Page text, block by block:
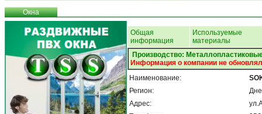
Окна
Общая
информация
Используемые
материалы
Производство:
Информация о компании не
Наименование:
Регион:
Адрес: